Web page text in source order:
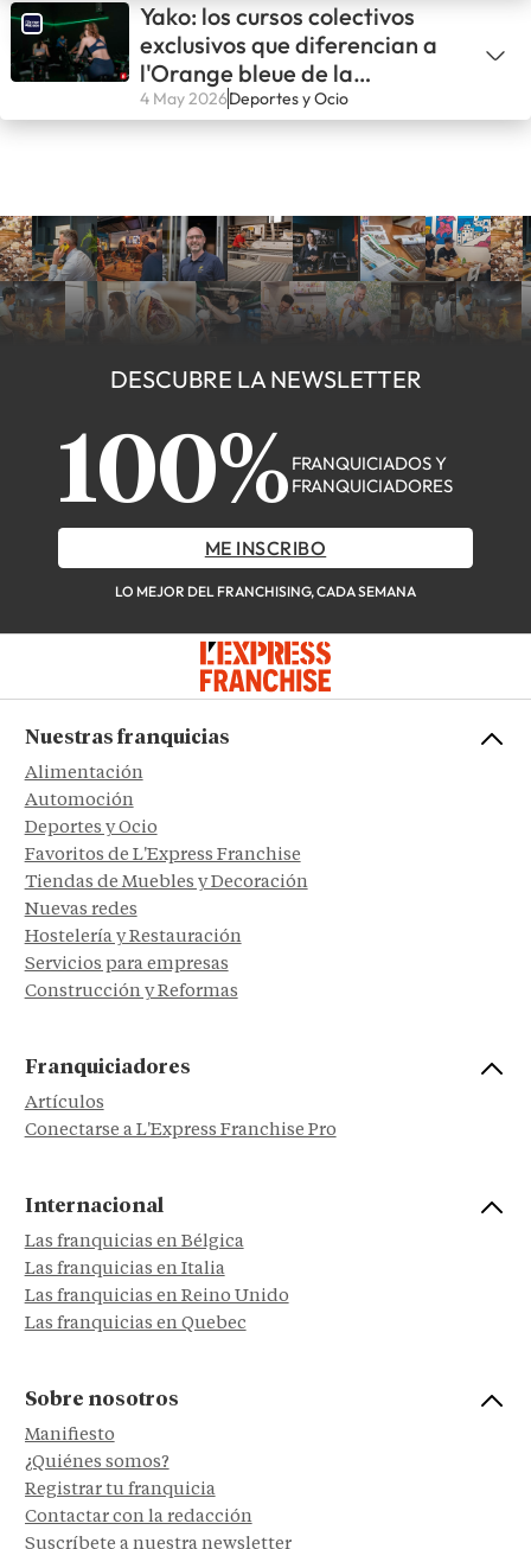
Yako: los cursos colectivos
exclusivos que diferencian a
l'Orange bleue de la
competencia
4 May 2026Deportes y Ocio
DESCUBRE LA NEWSLETTER
100% FRANQUICIADOS Y
FRANQUICIADORES
ME INSCRIBO
LO MEJOR DEL FRANCHISING, CADA SEMANA
Nuestras franquicias
Alimentación
Automoción
Deportes y Ocio
Favoritos de L'Express Franchise
Tiendas de Muebles y Decoración
Nuevas redes
Hostelería y Restauración
Servicios para empresas
Construcción y Reformas
Franquiciadores
Artículos
Conectarse a L'Express Franchise Pro
Internacional
Las franquicias en Bélgica
Las franquicias en Italia
Las franquicias en Reino Unido
Las franquicias en Quebec
Sobre nosotros
Manifiesto
¿Quiénes somos?
Registrar tu franquicia
Contactar con la redacción
Suscríbete a nuestra newsletter